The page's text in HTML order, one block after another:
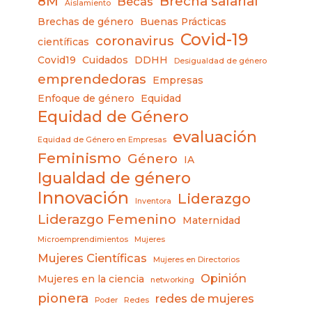
Aislamiento
Brechas de género
Buenas Prácticas
científicas
coronavirus Covid-19
Covid19 Cuidados DDHH Desigualdad de género
emprendedoras
Empresas
Enfoque de género
Equidad
Equidad de Género
Equidad de Género en Empresas evaluación
Feminismo Género IA
Igualdad de género
Innovación Inventora Liderazgo
Liderazgo Femenino Maternidad
Microemprendimientos Mujeres
Mujeres Científicas Mujeres en Directorios
Mujeres en la ciencia networking Opinión
pionera Poder Redes redes de mujeres